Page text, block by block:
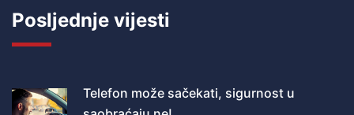
Posljednje vijesti
Telefon može sačekati, sigurnost u